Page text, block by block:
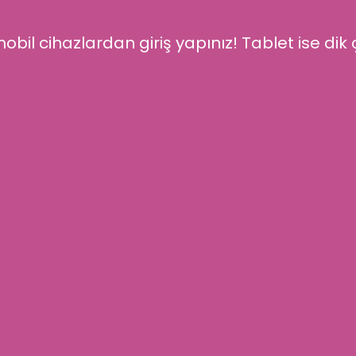
cihazlardan giriş yapınız! Tablet ise dik